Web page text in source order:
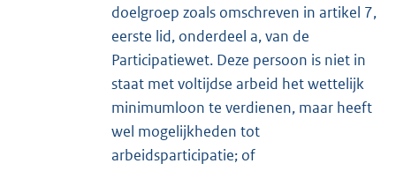
doelgroep zoals omschreven in artikel 7,
eerste lid, onderdeel a, van de
Participatiewet. Deze persoon is niet in
staat met voltijdse arbeid het wettelijk
minimumloon te verdienen, maar heeft
wel mogelijkheden tot
arbeidsparticipatie; of